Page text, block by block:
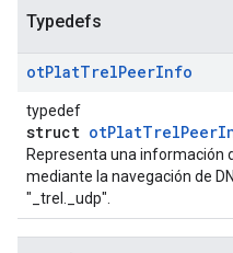
Typedefs
otPlatTrelPeerInfo
typedef
struct
Representa una información
mediante la navegación de
"_trel._udp".